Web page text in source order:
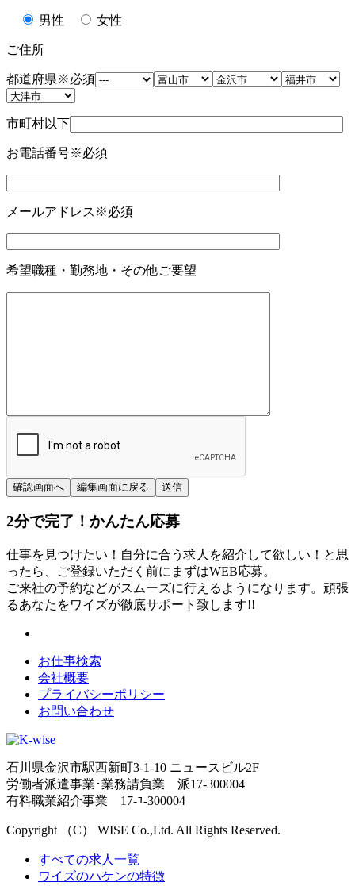
男性 女性
ご住所
都道府県※必須
市町村以下
お電話番号※必須
メールアドレス ※必須
希望職種・勤務地・その他ご要望
2分で完了！かんたん応募
仕事を見つけたい！自分に合う求人を紹介して欲しい！と思
ったら、ご登録いただく前にまずはWEB応募。
ご来社の予約などがスムーズに行えるようになります。頑張
るあなたをワイズが徹底サポート致します!!
お仕事検索
会社概要
プライバシーポリシー
お問い合わせ
石川県金沢市駅西新町3-1-10 ニュースビル2F
労働者派遣事業･業務請負業 派17-300004
有料職業紹介事業 17-ﾕ-300004
Copyright （C） WISE Co.,Ltd. All Rights Reserved.
すべての求人一覧
ワイズのハケンの特徴